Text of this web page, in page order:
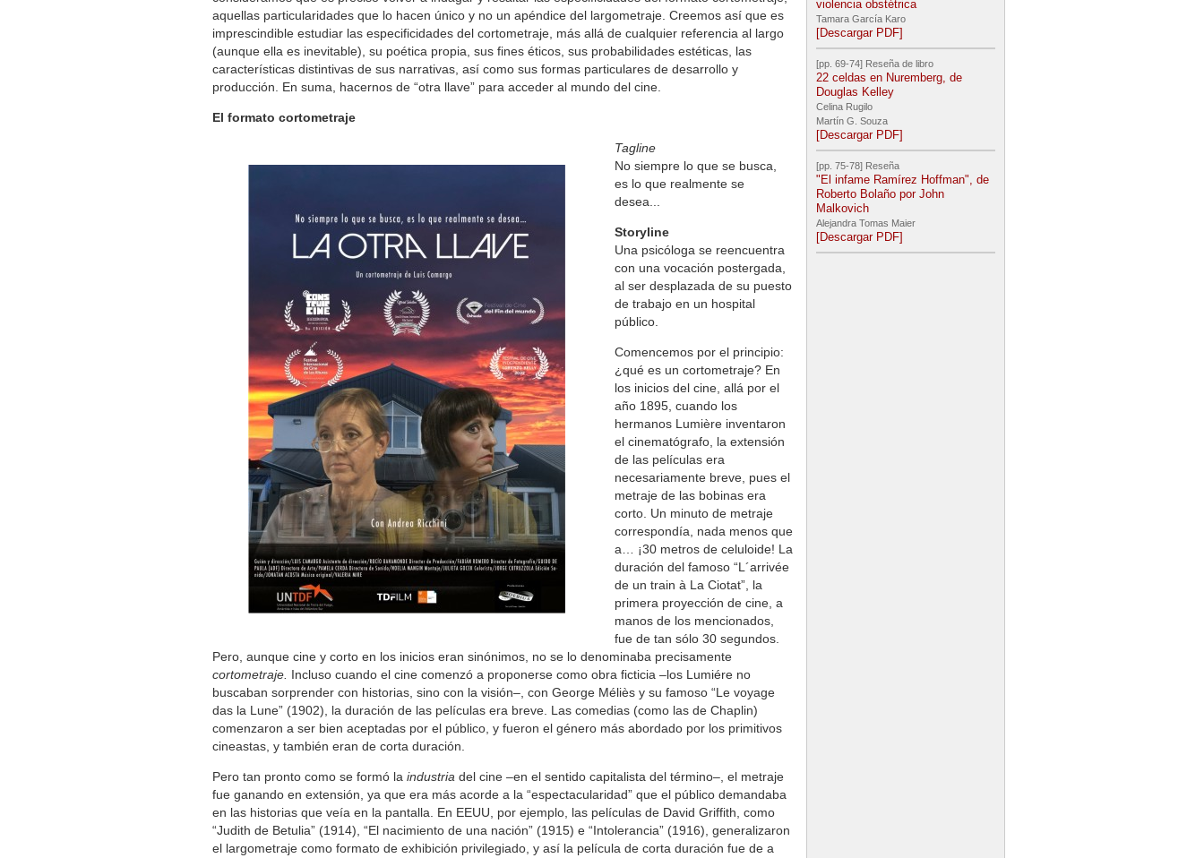
aquellas particularidades que lo hacen único y no un apéndice del largometraje. Creemos así que es
imprescindible estudiar las especificidades del cortometraje, más allá de cualquier referencia al largo
(aunque ella es inevitable), su poética propia, sus fines éticos, sus probabilidades estéticas, las
características distintivas de sus narrativas, así como sus formas particulares de desarrollo y
producción. En suma, hacernos de “otra llave” para acceder al mundo del cine.
El formato cortometraje
Tagline
No siempre lo que se busca,
es lo que realmente se
desea...
Storyline
Una psicóloga se reencuentra
con una vocación postergada,
al ser desplazada de su puesto
de trabajo en un hospital
público.
Comencemos por el principio:
¿qué es un cortometraje? En
los inicios del cine, allá por el
año 1895, cuando los
hermanos Lumière inventaron
el cinematógrafo, la extensión
de las películas era
necesariamente breve, pues el
metraje de las bobinas era
corto. Un minuto de metraje
correspondía, nada menos que
a… ¡30 metros de celuloide! La
duración del famoso “L´arrivée
de un train à La Ciotat”, la
primera proyección de cine, a
manos de los mencionados,
fue de tan sólo 30 segundos.
Pero, aunque cine y corto en los inicios eran sinónimos, no se lo denominaba precisamente
cortometraje. Incluso cuando el cine comenzó a proponerse como obra ficticia –los Lumiére no
buscaban sorprender con historias, sino con la visión–, con George Méliès y su famoso “Le voyage
das la Lune” (1902), la duración de las películas era breve. Las comedias (como las de Chaplin)
comenzaron a ser bien aceptadas por el público, y fueron el género más abordado por los primitivos
cineastas, y también eran de corta duración.
Pero tan pronto como se formó la industria del cine –en el sentido capitalista del término–, el metraje
fue ganando en extensión, ya que era más acorde a la “espectacularidad” que el público demandaba
en las historias que veía en la pantalla. En EEUU, por ejemplo, las películas de David Griffith, como
“Judith de Betulia” (1914), “El nacimiento de una nación” (1915) e “Intolerancia” (1916), generalizaron
el largometraje como formato de exhibición privilegiado, y así la película de corta duración fue de a
violencia obstétrica
Tamara García Karo
[Descargar PDF]
[pp. 69-74] Reseña de libro
22 celdas en Nuremberg, de
Douglas Kelley
Celina Rugilo
Martín G. Souza
[Descargar PDF]
[pp. 75-78] Reseña
"El infame Ramírez Hoffman", de
Roberto Bolaño por John
Malkovich
Alejandra Tomas Maier
[Descargar PDF]